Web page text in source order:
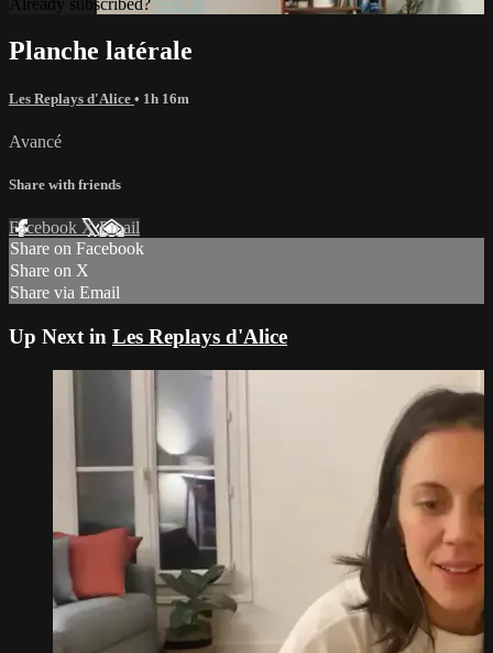
Planche latérale
Les Replays d'Alice • 1h 16m
Avancé
Share with friends
Facebook XEmail
Share on Facebook
Share on X
Share via Email
Up Next in Les Replays d'Alice